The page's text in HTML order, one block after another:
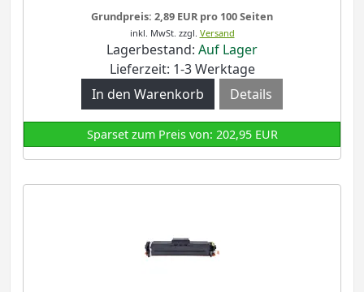
Grundpreis: 2,89 EUR pro 100 Seiten
inkl. MwSt. zzgl. Versand
Lagerbestand: Auf Lager
Lieferzeit: 1-3 Werktage
Details
Sparset zum Preis von: 202,95 EUR